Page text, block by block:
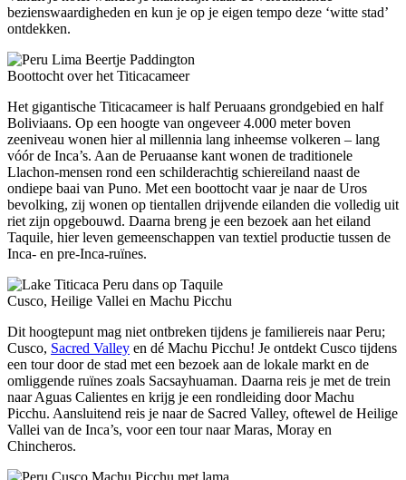
bezienswaardigheden en kun je op je eigen tempo deze ‘witte stad’
ontdekken.
Boottocht over het Titicacameer
Het gigantische Titicacameer is half Peruaans grondgebied en half
Boliviaans. Op een hoogte van ongeveer 4.000 meter boven
zeeniveau wonen hier al millennia lang inheemse volkeren – lang
vóór de Inca’s. Aan de Peruaanse kant wonen de traditionele
Llachon-mensen rond een schilderachtig schiereiland naast de
ondiepe baai van Puno. Met een boottocht vaar je naar de Uros
bevolking, zij wonen op tientallen drijvende eilanden die volledig uit
riet zijn opgebouwd. Daarna breng je een bezoek aan het eiland
Taquile, hier leven gemeenschappen van textiel productie tussen de
Inca- en pre-Inca-ruïnes.
Cusco, Heilige Vallei en Machu Picchu
Dit hoogtepunt mag niet ontbreken tijdens je familiereis naar Peru;
Cusco, Sacred Valley en dé Machu Picchu! Je ontdekt Cusco tijdens
een tour door de stad met een bezoek aan de lokale markt en de
omliggende ruïnes zoals Sacsayhuaman. Daarna reis je met de trein
naar Aguas Calientes en krijg je een rondleiding door Machu
Picchu. Aansluitend reis je naar de Sacred Valley, oftewel de Heilige
Vallei van de Inca’s, voor een tour naar Maras, Moray en
Chincheros.